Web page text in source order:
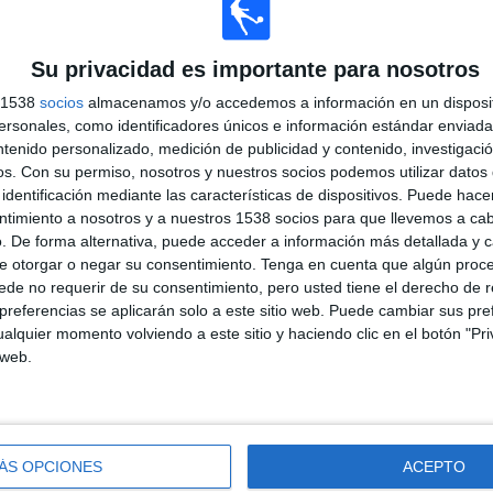
Su privacidad es importante para nosotros
socios almacenamos y/o accedemos a información en un
como identificadores únicos e información estándar
personalizado, medición de publicidad y contenido,
Con su permiso, nosotros y nuestros socios podemos utilizar datos
mediante las características de dispositivos. Puede
a nosotros y a nuestros 1538 socios para que llevemos a
De forma alternativa, puede acceder a información más detallada y
otorgar o negar su consentimiento. Tenga en cuenta que algún
no requerir de su consentimiento, pero usted tiene el derecho de
se aplicarán solo a este sitio web. Puede cambiar sus
momento volviendo a este sitio y haciendo clic en el botón
OPCIONES ACEPTO